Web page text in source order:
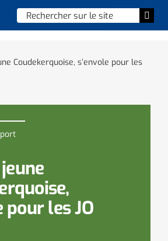
Chercher
:
& sports
Coudekerquoise, s’envole pour les
pour les JO